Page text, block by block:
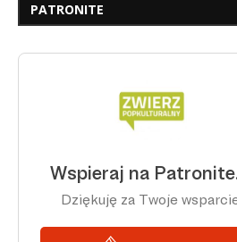
PATRONITE